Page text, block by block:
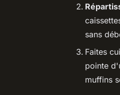
sans
Faites
pointe
muffins